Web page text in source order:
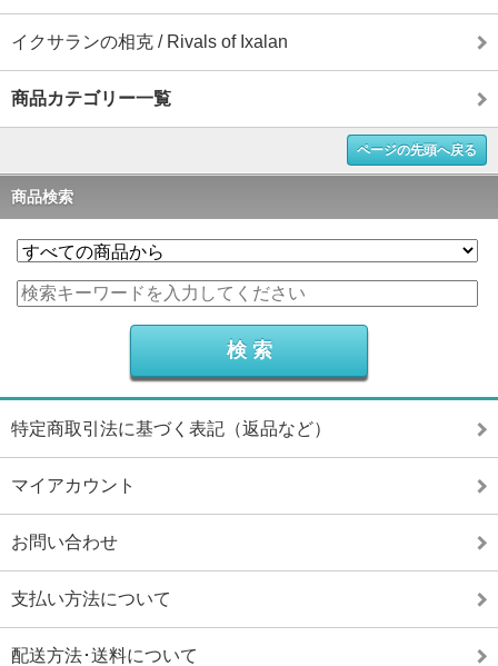
イクサランの相克 / Rivals of Ixalan
商品カテゴリー一覧
ページの先頭へ戻る
商品検索
特定商取引法に基づく表記（返品など）
マイアカウント
お問い合わせ
支払い方法について
配送方法･送料について